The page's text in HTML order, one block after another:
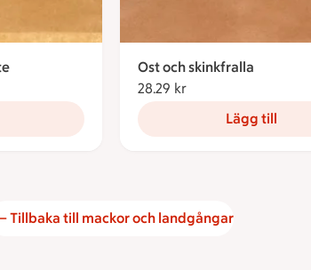
Ost och skinkfralla
28.29 kr
Lägg till
Tillbaka till mackor och landgångar